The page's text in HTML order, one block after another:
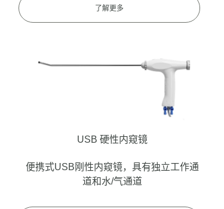
了解更多
USB 硬性内窥镜
便携式USB刚性内窥镜，具有独立工作通
道和水/气通道